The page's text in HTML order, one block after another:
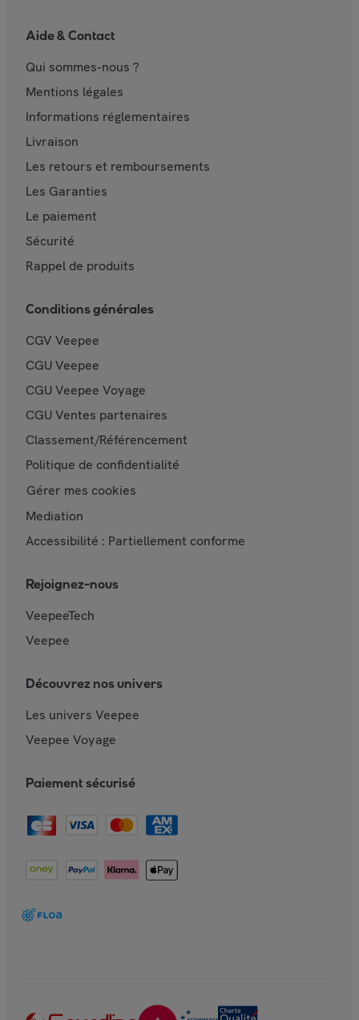
Aide & Contact
Qui sommes-nous ?
Mentions légales
Informations réglementaires
Livraison
Les retours et remboursements
Les Garanties
Le paiement
Sécurité
Rappel de produits
Conditions générales
CGV Veepee
CGU Veepee
CGU Veepee Voyage
CGU Ventes partenaires
Classement/Référencement
Politique de confidentialité
Gérer mes cookies
Mediation
Accessibilité : Partiellement conforme
Rejoignez-nous
VeepeeTech
Veepee
Découvrez nos univers
Les univers Veepee
Veepee Voyage
Paiement sécurisé